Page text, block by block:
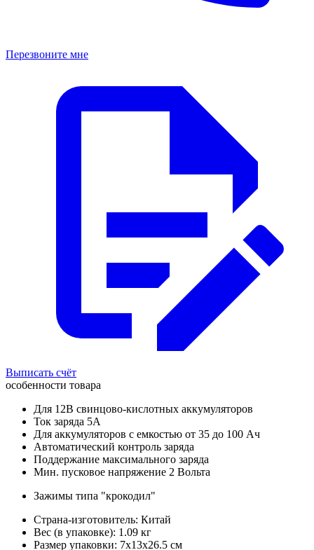
Перезвоните мне
Выписать счёт
особенности товара
Для 12В свинцово-кислотных аккумуляторов
Ток заряда 5А
Для аккумуляторов с емкостью от 35 до 100 Ач
Автоматический контроль заряда
Поддержание максимального заряда
Мин. пусковое напряжение 2 Вольта
Зажимы типа "крокодил"
Страна-изготовитель: Китай
Вес (в упаковке): 1.09 кг
Размер упаковки: 7x13x26.5 см